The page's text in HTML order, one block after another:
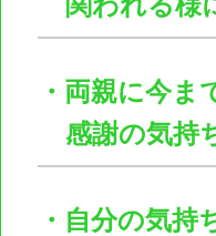
・両親に今ま
感謝の気持
・自分の気持